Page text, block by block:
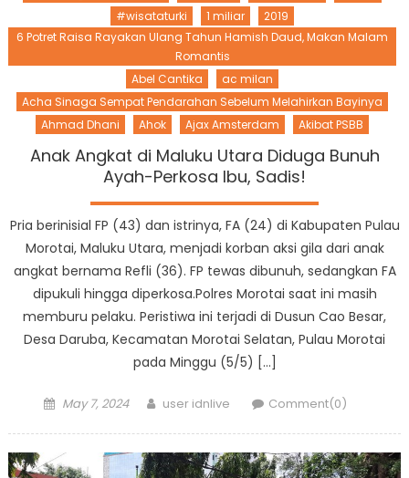
#wisataturki
1 miliar
2019
6 Potret Raisa Rayakan Ulang Tahun Hamish Daud, Makan Malam
Romantis
Abel Cantika
ac milan
Acha Sinaga Sempat Pendarahan Sebelum Melahirkan Bayinya
Ahmad Dhani
Ahok Ajax Amsterdam Akibat PSBB
Anak Angkat di Maluku Utara Diduga Bunuh
Ayah-Perkosa Ibu, Sadis!
Pria berinisial FP (43) dan istrinya, FA (24) di Kabupaten Pulau
Morotai, Maluku Utara, menjadi korban aksi gila dari anak
angkat bernama Refli (36). FP tewas dibunuh, sedangkan FA
dipukuli hingga diperkosa.Polres Morotai saat ini masih
memburu pelaku. Peristiwa ini terjadi di Dusun Cao Besar,
Desa Daruba, Kecamatan Morotai Selatan, Pulau Morotai
pada Minggu (5/5) […]
Posted
May 7, 2024 Author
user idnlive Comment(0)